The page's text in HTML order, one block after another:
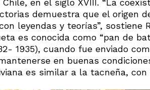
en el siglo XVIII. “La
demuestra que el origen
leyendas y teorías”, sostiene
es conocida como “pan de
1935), cuando fue enviado
en buenas
es similar a la tacneña,